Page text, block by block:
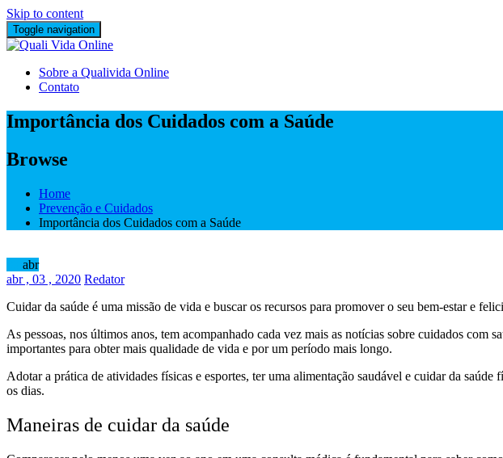
Skip to content
Toggle navigation
Sobre a Qualivida Online
Contato
Importância dos Cuidados com a Saúde
Browse
Home
Prevenção e Cuidados
Importância dos Cuidados com a Saúde
abr
abr, 03 , 2020 Redator
Cuidar da saúde é uma missão de vida e buscar os recursos para promover o seu bem-estar e
As pessoas, nos últimos anos, tem acompanhado cada vez mais as notícias sobre cuidados com
importantes para obter mais qualidade de vida e por um período mais longo.
Adotar a prática de atividades físicas e esportes, ter uma alimentação saudável e cuidar da
os dias.
Maneiras de cuidar da saúde